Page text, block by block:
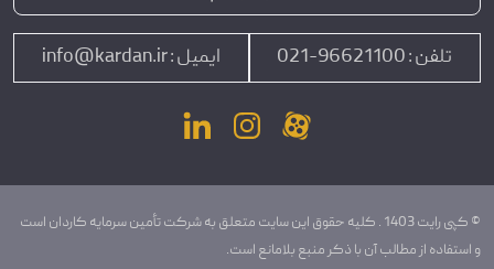
تلفن :96621100-021 ایمیل :info@kardan.ir
© کپی رایت 1403 . کلیه حقوق این سایت متعلق به شرکت تأمین سرمایه کاردان است
و استفاده از مطالب آن با ذکر منبع بلامانع است.